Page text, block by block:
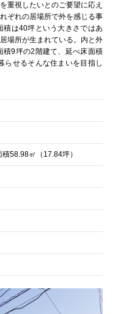
重視したいとのご要望に応え
ぞれの居場所で外を感じる事
積は40坪という大きさではあ
場所が生まれている。内と外
積9坪の2階建て、延べ床面積
らせるそんな住まいを目指し
58.98㎡（17.84坪）